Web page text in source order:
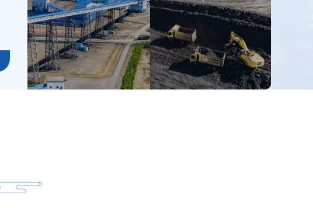
万吨尿素完 成升级改造，
苯加氢精制及3万吨粗 酚